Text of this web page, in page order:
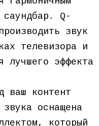
саундбар. Q-
звук
телевизора и
лучшего эффекта
ваш контент
звука оснащена
который